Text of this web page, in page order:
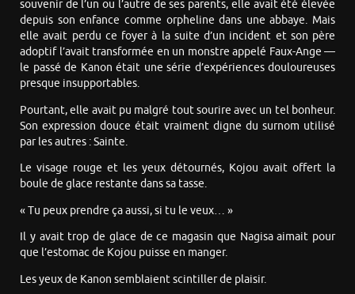
souvenir de l’un ou l’autre de ses parents, elle avait été élevée
depuis son enfance comme orpheline dans une abbaye. Mais
elle avait perdu ce foyer à la suite d’un incident et son père
adoptif l’avait transformée en un monstre appelé Faux-Ange —
le passé de Kanon était une série d’expériences douloureuses
presque insupportables.
Pourtant, elle avait pu malgré tout sourire avec un tel bonheur.
Son expression douce était vraiment digne du surnom utilisé
par les autres : Sainte.
Le visage rouge et les yeux détournés, Kojou avait offert la
boule de glace restante dans sa tasse.
« Tu peux prendre ça aussi, si tu le veux… »
Il y avait trop de glace de ce magasin que Nagisa aimait pour
que l’estomac de Kojou puisse en manger.
Les yeux de Kanon semblaient scintiller de plaisir.